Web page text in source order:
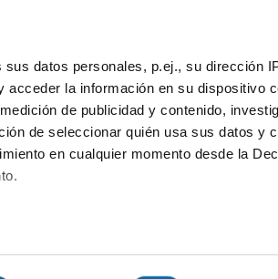
sus datos personales, p.ej., su dirección
la información en su dispositivo
de publicidad y contenido,
de seleccionar quién usa sus datos y
en cualquier momento desde la
Habitaciones Más filtros - 1